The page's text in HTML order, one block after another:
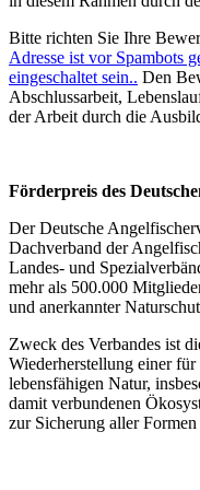
Bitte richten Sie Ihre
Adresse ist vor Spambots
eingeschaltet sein.. Den
Abschlussarbeit,
der Arbeit durch die
Förderpreis des
Der Deutsche
Dachverband der
Landes- und
mehr als 500.000
und anerkannter
Zweck des Verbandes ist
Wiederherstellung einer
lebensfähigen Natur,
damit verbundenen
zur Sicherung aller